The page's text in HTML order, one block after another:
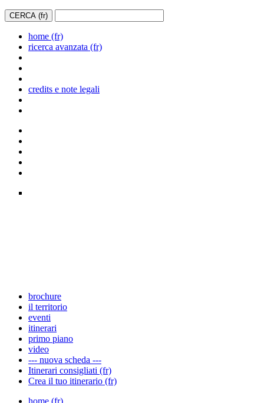
home (fr)
ricerca avanzata (fr)
credits e note legali
brochure
il territorio
eventi
itinerari
primo piano
video
--- nuova scheda ---
Itinerari consigliati (fr)
Crea il tuo itinerario (fr)
home (fr)